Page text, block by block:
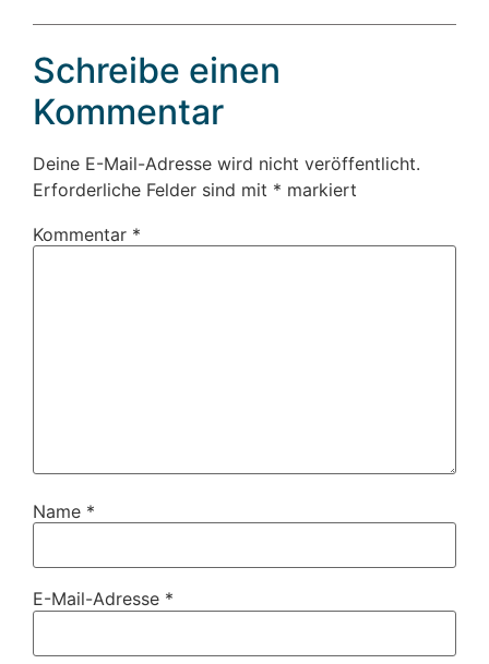
Schreibe einen
Kommentar
Deine E-Mail-Adresse wird nicht veröffentlicht.
Erforderliche Felder sind mit * markiert
Kommentar *
Name *
E-Mail-Adresse *